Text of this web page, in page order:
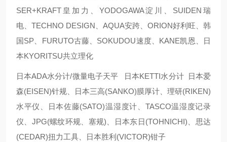
SER+KRAFT皇加力、YODOGAWA淀川、SUIDEN瑞
电、TECHNO DESIGN、AQUA安跨、ORION好利旺、韩
国SP、FURUTO古藤、SOKUDOU速度、KANE凯恩、日
本KYORITSU共立理化
日本ADA水分计/微量电子天平 日本KETTI水分计 日本爱
森(EISEN)针规、日本三高(SANKO)膜厚计、理研(RIKEN)
水平仪、日本佐藤(SATO)温湿度计、TASCO温湿度记录
仪、JPG(螺纹环规、塞规)、日本东日(TOHNICHI)、思达
(CEDAR)扭力工具、日本胜利(VICTOR)钳子